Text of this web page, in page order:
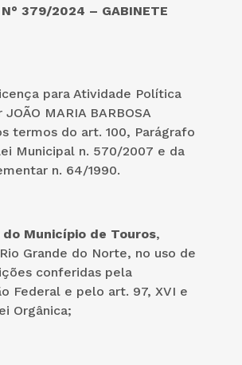
N° 379/2024 – GABINETE
para Atividade Política
MARIA BARBOSA
termos do art. 100, Parágrafo
Municipal n. 570/2007 e da
n. 64/1990.
Município de Touros,
Grande do Norte, no uso de
conferidas pela
Federal e pelo art. 97, XVI e
Orgânica;